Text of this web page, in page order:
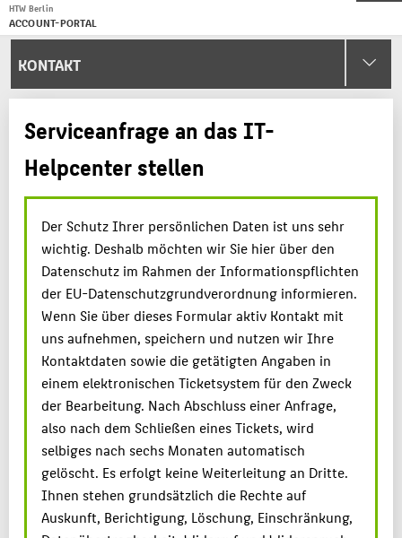
HTW Berlin
ACCOUNT-PORTAL
Menu
KONTAKT
Serviceanfrage an das IT-
Helpcenter stellen
Der Schutz Ihrer persönlichen Daten ist uns sehr
wichtig. Deshalb möchten wir Sie hier über den
Datenschutz im Rahmen der Informationspflichten
der EU-Datenschutzgrundverordnung informieren.
Wenn Sie über dieses Formular aktiv Kontakt mit
uns aufnehmen, speichern und nutzen wir Ihre
Kontaktdaten sowie die getätigten Angaben in
einem elektronischen Ticketsystem für den Zweck
der Bearbeitung. Nach Abschluss einer Anfrage,
also nach dem Schließen eines Tickets, wird
selbiges nach sechs Monaten automatisch
gelöscht. Es erfolgt keine Weiterleitung an Dritte.
Ihnen stehen grundsätzlich die Rechte auf
Auskunft, Berichtigung, Löschung, Einschränkung,
STARTSEITE
BELIEBTE SEITEN
PORTALE
SERVICE